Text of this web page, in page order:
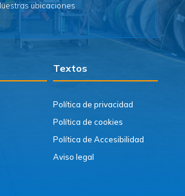
ubicaciones
Textos
Política de privacidad
Política de cookies
Política de Accesibilidad
Aviso legal